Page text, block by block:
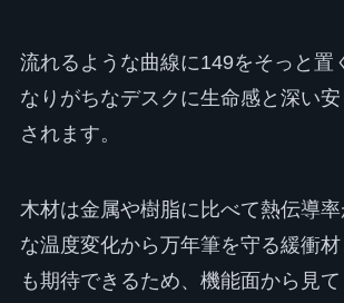
流れるような曲線に149をそっと置
なりがちなデスクに生命感と深い
されます。
木材は金属や樹脂に比べて熱伝導
な温度変化から万年筆を守る緩衝
も期待できるため、機能面から見